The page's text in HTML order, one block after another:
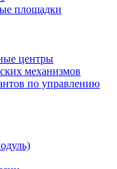
площадки
центры
механизмов
по управлению